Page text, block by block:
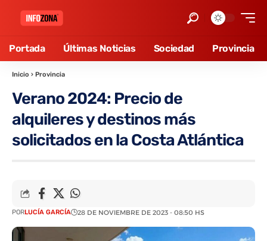
Portada Últimas Noticias Sociedad Provincia
Inicio › Provincia
Verano 2024: Precio de
alquileres y destinos más
solicitados en la Costa Atlántica
PORLUCÍA GARCÍA 28 DE NOVIEMBRE DE 2023 - 08:50 HS